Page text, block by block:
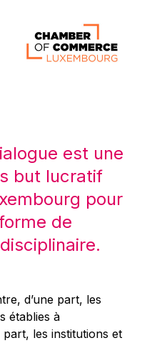
Quinn
est une
but lucratif
pour
de
d’une part, les
établies à
part, les institutions et